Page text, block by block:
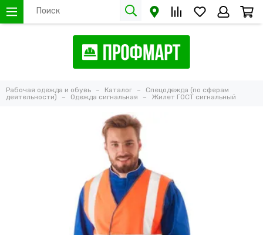
Рабочая одежда и обувь Каталог
Спецодежда (по сферам
деятельности)
Одежда сигнальная Жилет ГОСТ сигнальный